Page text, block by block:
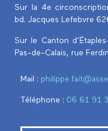
Sur la 4e
bd. Jacques Lefebvre
Sur le Canton
Pas-de-Calais, rue
Mail :
Téléphone : ‭06 61 91